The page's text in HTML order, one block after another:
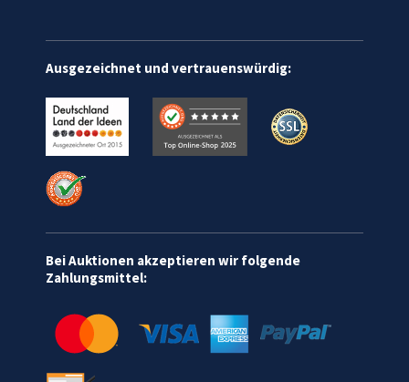
Ausgezeichnet und vertrauenswürdig:
Bei Auktionen akzeptieren wir folgende
Zahlungsmittel: